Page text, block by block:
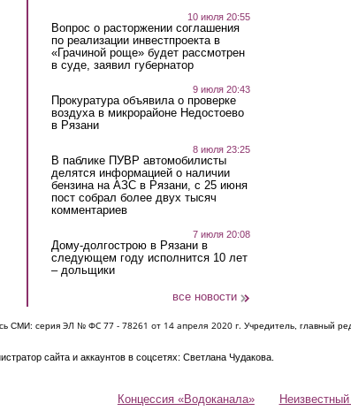
10 июля 20:55
Вопрос о расторжении соглашения
по реализации инвестпроекта в
«Грачиной роще» будет рассмотрен
в суде, заявил губернатор
9 июля 20:43
Прокуратура объявила о проверке
воздуха в микрорайоне Недостоево
в Рязани
8 июля 23:25
В паблике ПУВР автомобилисты
делятся информацией о наличии
бензина на АЗС в Рязани, с 25 июня
пост собрал более двух тысяч
комментариев
7 июля 20:08
Дому-долгострою в Рязани в
следующем году исполнится 10 лет
– дольщики
все новости
СМИ: серия ЭЛ № ФС 77 - 78261 от 14 апреля 2020 г. Учредитель, главный
сайта и аккаунтов в соцсетях: Светлана Чудакова.
Концессия «Водоканала»